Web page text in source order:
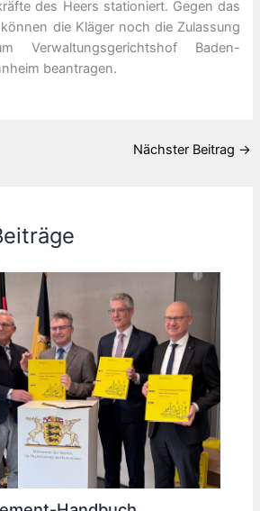
des Heers stationiert. Gegen das
die Kläger noch die Zulassung
Verwaltungsgerichtshof Baden-
beantragen.
Nächster Beitrag →